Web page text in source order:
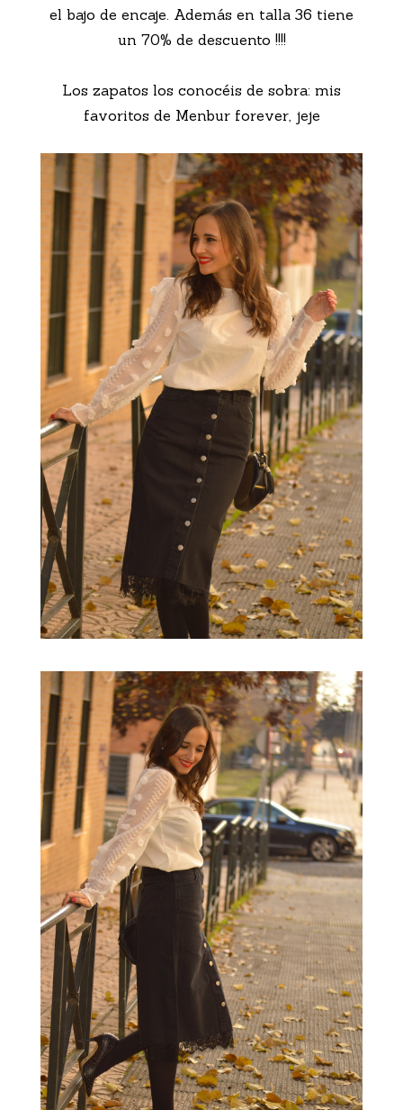
el bajo de encaje. Además en talla 36 tiene
un 70% de descuento !!!!
Los zapatos los conocéis de sobra: mis
favoritos de Menbur forever, jeje